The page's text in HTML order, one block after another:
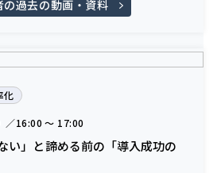
の過去の動画・資料
化
／16:00 〜 17:00
い」と諦める前の「導入成功の